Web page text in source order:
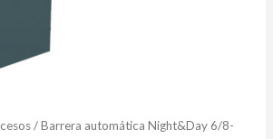
/ Barrera automática Night&Day 6/8-